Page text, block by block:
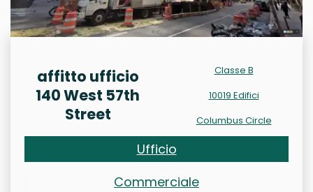
affitto ufficio
140 West 57th
Street
Classe B
10019 Edifici
Columbus Circle
Ufficio
Commerciale